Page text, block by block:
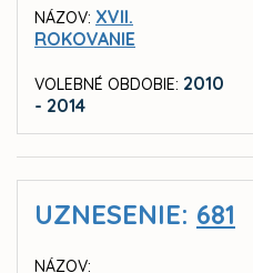
NÁZOV: XVII.
ROKOVANIE
VOLEBNÉ OBDOBIE: 2010
- 2014
UZNESENIE: 681
NÁZOV: